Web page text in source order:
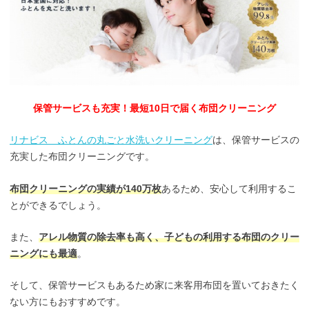
保管サービスも充実！最短10日で届く布団クリーニング
リナビス ふとんの丸ごと水洗いクリーニングは、保管サービスの
充実した布団クリーニングです。
布団クリーニングの実績が140万枚あるため、安心して利用するこ
とができるでしょう。
また、 アレル物質の除去率も高く、子どもの利用する布団のクリー
ニングにも最適。
そして、保管サービスもあるため家に来客用布団を置いておきたく
ない方にもおすすめです。